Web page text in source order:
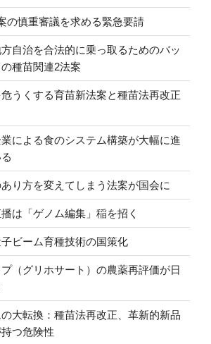
の慎重審議を求める緊急要請
自治を合法的に乗っ取るためのバッ
種苗関連2法案
うくする育苗新法案と種苗法再改正
による食のシステム構築が大幅に進
り方を変えてしまう法案が国会に
は「ゲノム編集」稲を招く
ビーム育種技術の国策化
（グリホサート）の農薬再評価が日
大転換：種苗法再改正、革新的新品
つ危険性